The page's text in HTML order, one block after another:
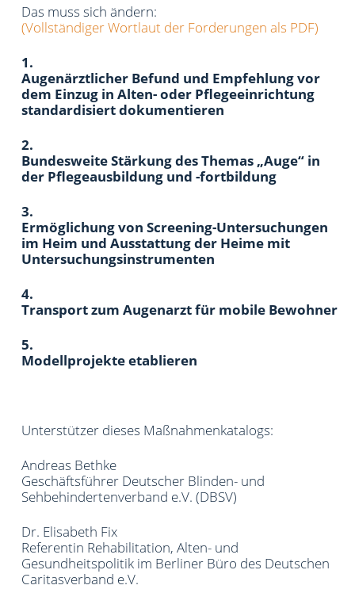
Das muss sich ändern:
(Vollständiger Wortlaut der Forderungen als PDF)
1.
Augenärztlicher Befund und Empfehlung vor
dem Einzug in Alten- oder Pflegeeinrichtung
standardisiert dokumentieren
2.
Bundesweite Stärkung des Themas „Auge“ in
der Pflegeausbildung und -fortbildung
3.
Ermöglichung von Screening-Untersuchungen
im Heim und Ausstattung der Heime mit
Untersuchungsinstrumenten
4.
Transport zum Augenarzt für mobile Bewohner
5.
Modellprojekte etablieren
Unterstützer dieses Maßnahmenkatalogs:
Andreas Bethke
Geschäftsführer Deutscher Blinden- und
Sehbehindertenverband e.V. (DBSV)
Dr. Elisabeth Fix
Referentin Rehabilitation, Alten- und
Gesundheitspolitik im Berliner Büro des Deutschen
Caritasverband e.V.